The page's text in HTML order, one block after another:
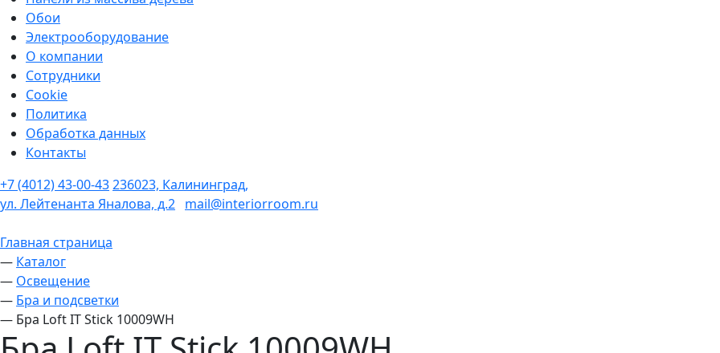
Обои
Электрооборудование
О компании
Сотрудники
Cookie
Политика
Обработка данных
Контакты
+7 (4012) 43-00-43236023, Калининград,
ул. Лейтенанта Яналова, д.2 mail@interiorroom.ru
Главная страница
— Каталог
— Освещение
— Бра и подсветки
— Бра Loft IT Stick 10009WH